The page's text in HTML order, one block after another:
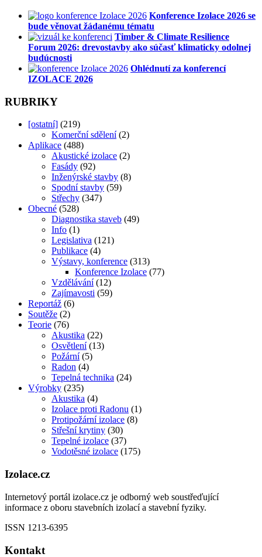
Konference Izolace 2026 se
bude věnovat žádanému tématu
Timber & Climate Resilience
Forum 2026: drevostavby ako súčasť klimaticky odolnej
budúcnosti
Ohlédnutí za konferencí
IZOLACE 2026
RUBRIKY
[ostatní] (219)
Komerční sdělení (2)
Aplikace (488)
Akustické izolace (2)
Fasády (92)
Inženýrské stavby (8)
Spodní stavby (59)
Střechy (347)
Obecné (528)
Diagnostika staveb (49)
Info (1)
Legislativa (121)
Publikace (4)
Výstavy, konference (313)
Konference Izolace (77)
Vzdělávání (12)
Zajímavosti (59)
Reportáž (6)
Soutěže (2)
Teorie (76)
Akustika (22)
Osvětlení (13)
Požární (5)
Radon (4)
Tepelná technika (24)
Výrobky (235)
Akustika (4)
Izolace proti Radonu (1)
Protipožární izolace (8)
Střešní krytiny (30)
Tepelné izolace (37)
Vodotěsné izolace (175)
Izolace.cz
Internetový portál izolace.cz je odborný web soustřeďující
informace z oboru stavebních izolací a stavební fyziky.
ISSN 1213-6395
Kontakt